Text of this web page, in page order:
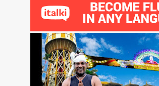
c
ÉCOUTER LOCALISATION MEDAN
PARLER SLANG SUMATERA